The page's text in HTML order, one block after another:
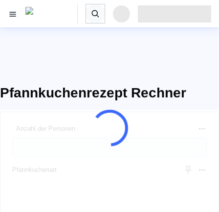
Pfannkuchenrezept Rechner
Anzahl der Personen
Pfannkuchenart